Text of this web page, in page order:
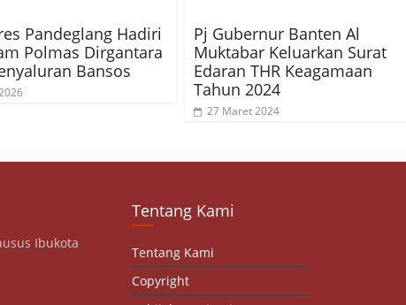
Pandeglang Hadiri
Polmas Dirgantara
Bansos
Pj Gubernur Banten Al
Muktabar Keluarkan Surat
Edaran THR Keagamaan
Tahun 2024
27 Maret 2024
Ibukota
Tentang Kami
Tentang Kami
Copyright